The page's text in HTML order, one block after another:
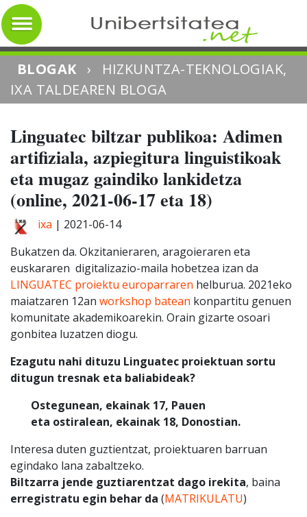
BLOGAK ›
HIZKUNTZA-TEKNOLOGIAK,
IXA TALDEAREN BLOGA
Linguatec biltzar publikoa: Adimen
artifiziala, azpiegitura linguistikoak
eta mugaz gaindiko lankidetza
(online, 2021-06-17 eta 18)
ixa | 2021-06-14
Bukatzen da. Okzitanieraren, aragoieraren eta
euskararen digitalizazio-maila hobetzea izan da
LINGUATEC proiektu europarraren helburua. 2021eko
maiatzaren 12an workshop batean konpartitu genuen
komunitate akademikoarekin. Orain gizarte osoari
gonbitea luzatzen diogu.
Ezagutu nahi dituzu Linguatec proiektuan sortu
ditugun tresnak eta baliabideak?
Ostegunean, ekainak 17, Pauen
eta ostiralean, ekainak 18, Donostian.
Interesa duten guztientzat, proiektuaren barruan
egindako lana zabaltzeko.
Biltzarra jende guztiarentzat dago irekita, baina
erregistratu egin behar da (MATRIKULATU)